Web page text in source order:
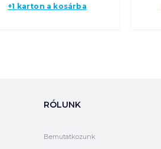
+1 karton a kosárba
RÓLUNK
Bemutatkozunk